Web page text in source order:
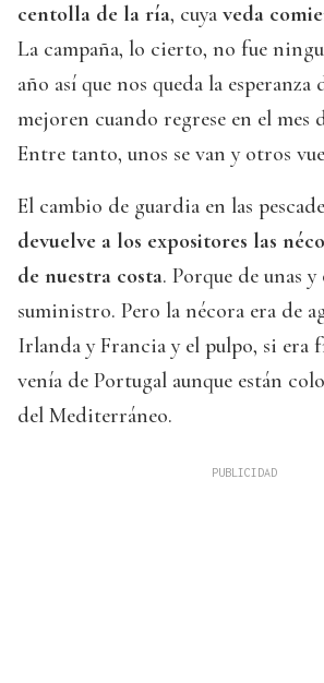
centolla de la ría, cuya veda
La campaña, lo cierto, no fue
año así que nos queda la esperanza
mejoren cuando regrese en el mes
Entre tanto, unos se van y otros
El cambio de guardia en las
devuelve a los expositores las
de nuestra costa. Porque de unas
suministro. Pero la nécora era de
Irlanda y Francia y el pulpo, si era
venía de Portugal aunque están
del Mediterráneo.